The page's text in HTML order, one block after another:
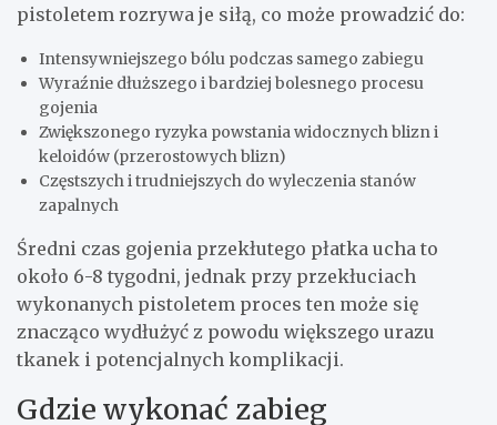
pistoletem rozrywa je siłą, co może prowadzić do:
Intensywniejszego bólu podczas samego zabiegu
Wyraźnie dłuższego i bardziej bolesnego procesu
gojenia
Zwiększonego ryzyka powstania widocznych blizn i
keloidów (przerostowych blizn)
Częstszych i trudniejszych do wyleczenia stanów
zapalnych
Średni czas gojenia przekłutego płatka ucha to
około 6-8 tygodni, jednak przy przekłuciach
wykonanych pistoletem proces ten może się
znacząco wydłużyć z powodu większego urazu
tkanek i potencjalnych komplikacji.
Gdzie wykonać zabieg